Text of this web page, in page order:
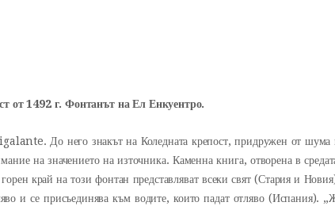
от 1492 г. Фонтанът на Ел Енкуентро.
До него знакът на Коледната крепост, придружен от шума
на значението на източника. Каменна книга, отворена в
край на този фонтан представляват всеки свят (Стария и
и се присъединява към водите, които падат отляво (Испания).